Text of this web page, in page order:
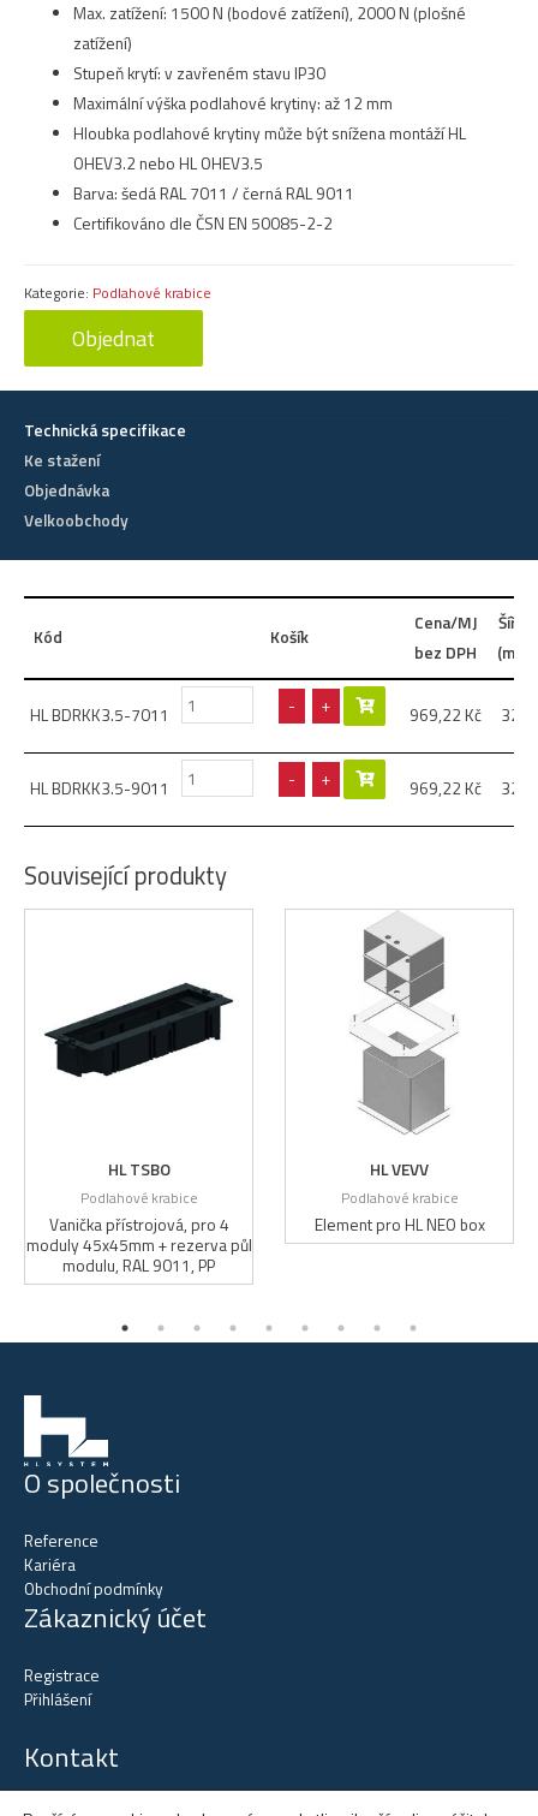
Max. zatížení: 1500 N (bodové zatížení), 2000 N (plošné
zatížení)
Stupeň krytí: v zavřeném stavu IP30
Maximální výška podlahové krytiny: až 12 mm
Hloubka podlahové krytiny může být snížena montáží HL
OHEV3.2 nebo HL OHEV3.5
Barva: šedá RAL 7011 / černá RAL 9011
Certifikováno dle ČSN EN 50085-2-2
Kategorie: Podlahové krabice
Objednat
Technická specifikace
Ke stažení
Objednávka
Velkoobchody
Kód Košík
Cena/MJ
bez DPH
Šířka
(mm)
HL BDRKK3.5-7011 - + 969,22 Kč 327
HL BDRKK3.5-9011 - + 969,22 Kč 327
Související produkty
HL TSBO
Podlahové krabice
Vanička přístrojová, pro 4
moduly 45x45mm + rezerva půl
modulu, RAL 9011, PP
HL VEVV
Podlahové krabice
Element pro HL NEO box
O společnosti
Reference
Kariéra
Obchodní podmínky
Zákaznický účet
Registrace
Přihlášení
Kontakt